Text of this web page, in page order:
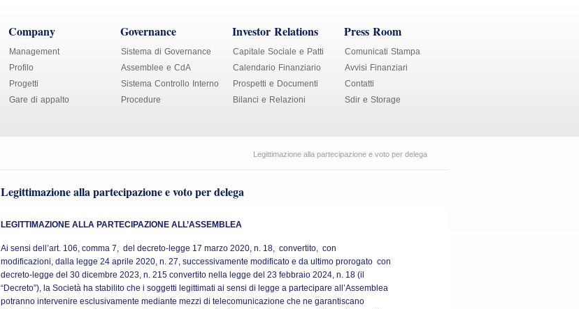
Company
Management
Profilo
Progetti
Gare di appalto
Governance
Sistema di Governance
Assemblee e CdA
Sistema Controllo Interno
Procedure
Investor Relations
Capitale Sociale e Patti
Calendario Finanziario
Prospetti e Documenti
Bilanci e Relazioni
Press Room
Comunicati Stampa
Avvisi Finanziari
Contatti
Sdir e Storage
Legittimazione alla partecipazione e voto per delega
Legittimazione alla partecipazione e voto per delega
LEGITTIMAZIONE ALLA PARTECIPAZIONE ALL’ASSEMBLEA
Ai sensi dell’art. 106, comma 7, del decreto-legge 17 marzo 2020, n. 18, convertito, con
modificazioni, dalla legge 24 aprile 2020, n. 27, successivamente modificato e da ultimo prorogato con
decreto-legge del 30 dicembre 2023, n. 215 convertito nella legge del 23 febbraio 2024, n. 18 (il
“Decreto”), la Società ha stabilito che i soggetti legittimati ai sensi di legge a partecipare all’Assemblea
potranno intervenire esclusivamente mediante mezzi di telecomunicazione che ne garantiscano